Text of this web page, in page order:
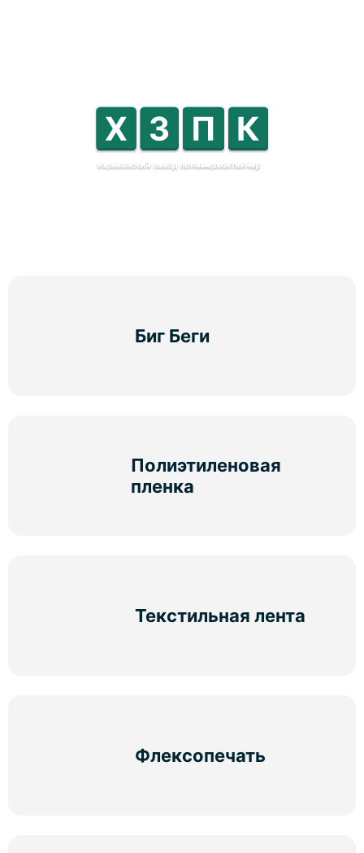
Биг Беги
Полиэтиленовая
пленка
Текстильная лента
Флексопечать